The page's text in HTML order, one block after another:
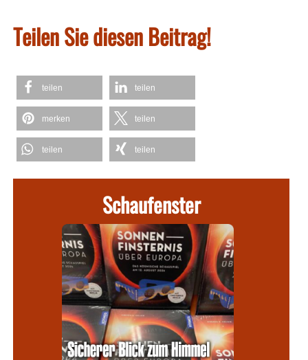
Teilen Sie diesen Beitrag!
teilen teilen
merken teilen
teilen teilen
Schaufenster